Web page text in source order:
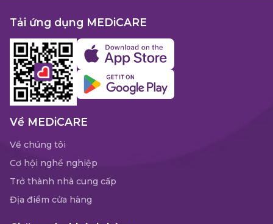
Tải ứng dụng MEDiCARE
Về MEDiCARE
Về chúng tôi
Cơ hội nghề nghiệp
Trở thành nhà cung cấp
Địa điểm cửa hàng